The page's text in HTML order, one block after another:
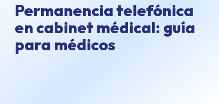
Permanencia telefónica
en cabinet médical: guía
para médicos